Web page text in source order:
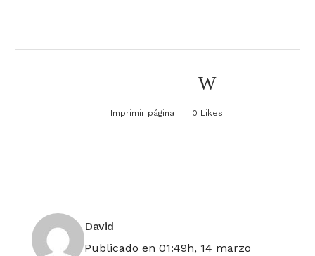
Imprimir página 0 Likes
David
Publicado en 01:49h, 14 marzo